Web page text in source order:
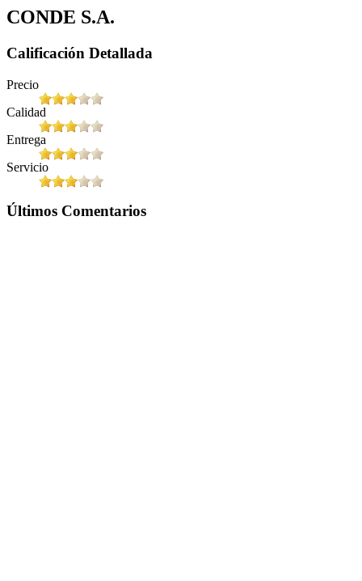
CONDE S.A.
Calificación Detallada
Precio
Calidad
Entrega
Servicio
Últimos Comentarios